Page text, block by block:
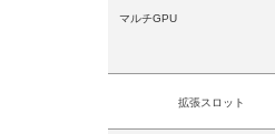
マルチGPU
拡張スロット